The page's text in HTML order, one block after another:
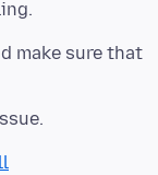
make sure that